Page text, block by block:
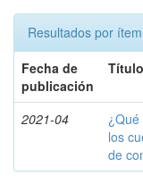
Resultados por
Fecha de
publicación
Título
2021-04
los
de